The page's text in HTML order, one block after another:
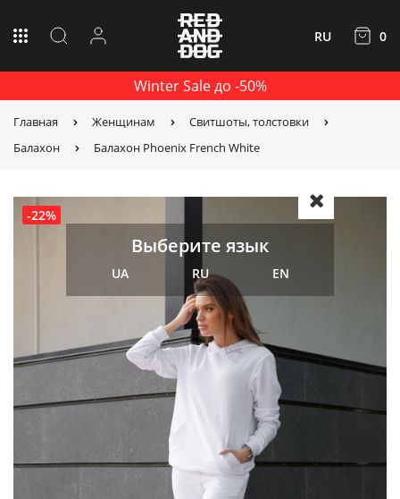
Winter Sale до -50%
RU 0
Главная Женщинам
Свитшоты, толстовки
Балахон
Балахон Phoenix French White
-22%
Выберите язык
UA RU EN